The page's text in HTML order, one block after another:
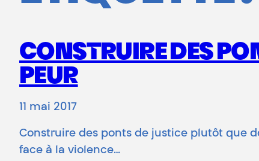
CONSTRUIRE DES
PEUR
11 mai 2017
Construire des ponts de justice plutôt que
face à la violence…